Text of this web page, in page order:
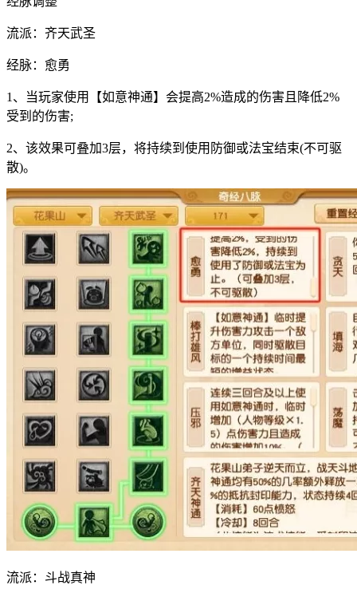
流派：齐天武圣
经脉：愈勇
1、当玩家使用【如意神通】会提高2%造成的伤害且降低2%
受到的伤害;
2、该效果可叠加3层，将持续到使用防御或法宝结束(不可驱
散)。
流派：斗战真神